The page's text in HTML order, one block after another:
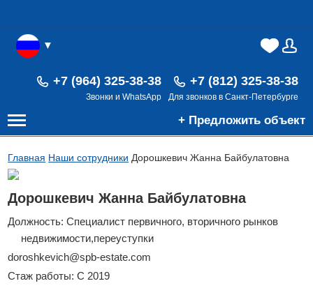
▼ (0)
(0)
+7 (812) 325-38-38
Для звонков в Санкт-Петербурге
+7 (964) 325-38-38
Звонки и WhatsApp
+ Предложить объект
Главная Наши сотрудники Дорошкевич Жанна Байбулатовна
Дорошкевич Жанна Байбулатовна
Должность: Специалист первичного, вторичного рынков
недвижимости,переуступки
doroshkevich@spb-estate.com
Стаж работы: С 2019